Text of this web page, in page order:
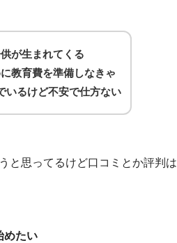
が生まれてくる
教育費を準備しなきゃ
いるけど不安で仕方ない
と思ってるけど口コミとか評判は
めたい